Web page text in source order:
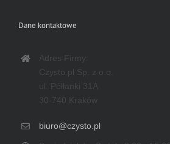
Dane kontaktowe
Adres Firmy:
Czysto.pl Sp. z o.o.
ul. Półłanki 31A
30-740 Kraków
biuro@czysto.pl